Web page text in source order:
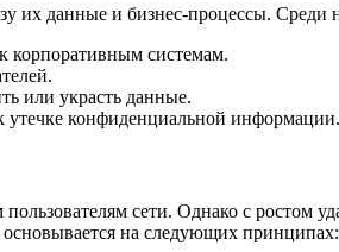
их данные и бизнес-процессы. Среди
системам.
или украсть данные.
утечке конфиденциальной информации.
сети. Однако с ростом
на следующих принципах: